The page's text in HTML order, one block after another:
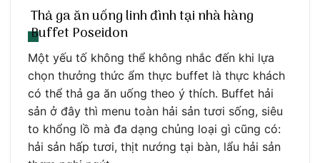
Thả ga ăn uống linh đình tại nhà hàng
Buffet Poseidon
Một yếu tố không thể không nhắc đến khi lựa
chọn thưởng thức ẩm thực buffet là thực khách
có thể thả ga ăn uống theo ý thích. Buffet hải
sản ở đây thì menu toàn hải sản tươi sống, siêu
to khổng lồ mà đa dạng chủng loại gì cũng có:
hải sản hấp tươi, thịt nướng tại bàn, lẩu hải sản